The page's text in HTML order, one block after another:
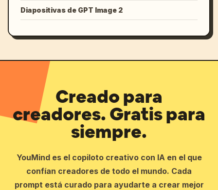
Diapositivas de GPT Image 2
Creado para
creadores. Gratis para
siempre.
YouMind es el copiloto creativo con IA en el que
confían creadores de todo el mundo. Cada
prompt está curado para ayudarte a crear mejor